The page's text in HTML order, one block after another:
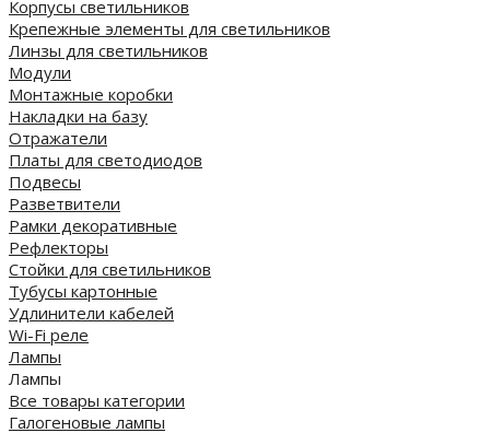
Корпусы светильников
Крепежные элементы для светильников
Линзы для светильников
Модули
Монтажные коробки
Накладки на базу
Отражатели
Платы для светодиодов
Подвесы
Разветвители
Рамки декоративные
Рефлекторы
Стойки для светильников
Тубусы картонные
Удлинители кабелей
Wi-Fi реле
Лампы
Лампы
Все товары категории
Галогеновые лампы